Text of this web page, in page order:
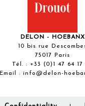
DELON - HOEBANX
10 bis rue
75017 Paris
Tél. : +33 (0)1 47 64 17
Email : info@delon-